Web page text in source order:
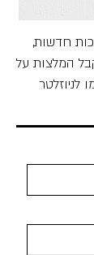
חדשות,
המלצות על
לניוזלטר